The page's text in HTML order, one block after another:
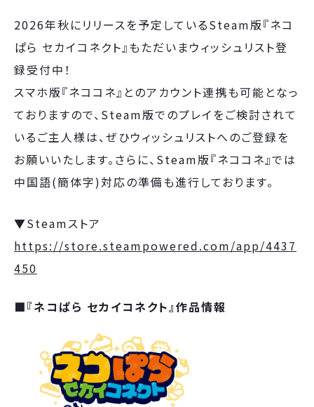
2026年秋にリリースを予定しているSteam版『ネコ
ぱら セカイコネクト』もただいまウィッシュリスト登
録受付中！
スマホ版『ネココネ』とのアカウント連携も可能となっ
ておりますので、Steam版でのプレイをご検討されて
いるご主人様は、ぜひウィッシュリストへのご登録を
お願いいたします。さらに、Steam版『ネココネ』では
中国語(簡体字)対応の準備も進行しております。
▼Steamストア
https://store.steampowered.com/app/4437
450
■『ネコぱら セカイコネクト』作品情報